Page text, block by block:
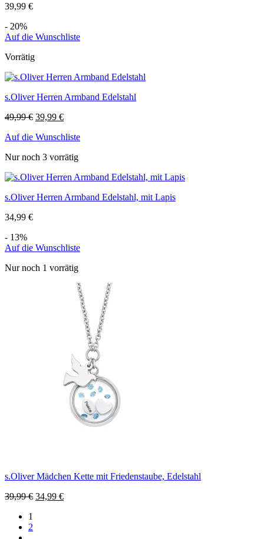
39,99 €
- 20%
Auf die Wunschliste
Vorrätig
s.Oliver Herren Armband Edelstahl
49,99€ 39,99 €
Auf die Wunschliste
Nur noch 3 vorrätig
s.Oliver Herren Armband Edelstahl, mit Lapis
34,99 €
- 13%
Auf die Wunschliste
Nur noch 1 vorrätig
s.Oliver Mädchen Kette mit Friedenstaube, Edelstahl
39,99€ 34,99 €
1
2